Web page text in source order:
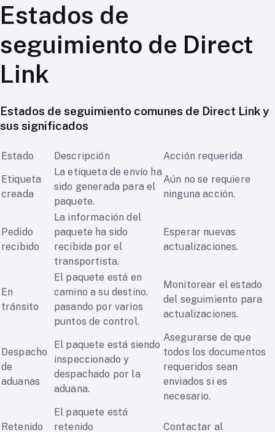
Estados de
seguimiento de Direct
Link
Estados de seguimiento comunes de Direct Link y
sus significados
Estado Descripción
Acción requerida
Etiqueta
creada
La etiqueta de envío ha
sido generada para el
paquete.
Aún no se requiere
ninguna acción.
Pedido
recibido
La información del
paquete ha sido
recibida por el
transportista.
Esperar nuevas
actualizaciones.
En
tránsito
El paquete está en
camino a su destino,
pasando por varios
puntos de control.
Monitorear el estado
del seguimiento para
actualizaciones.
Despacho
de
aduanas
El paquete está siendo
inspeccionado y
despachado por la
aduana.
Asegurarse de que
todos los documentos
requeridos sean
enviados si es
necesario.
Retenido
El paquete está
retenido
Contactar al